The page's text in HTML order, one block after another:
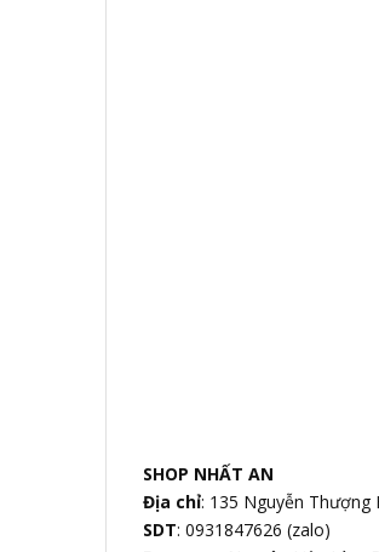
SHOP NHẤT AN
Địa chỉ: 135 Nguyễn Thượng
SDT: 0931847626 (zalo)